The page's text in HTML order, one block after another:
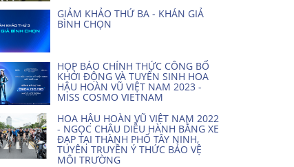
GIẢM KHẢO THỨ BA - KHÁN GIẢ
BÌNH CHỌN
HỌP BÁO CHÍNH THỨC CÔNG BỐ
KHỞI ĐỘNG VÀ TUYỂN SINH HOA
HẬU HOÀN VŨ VIỆT NAM 2023 -
MISS COSMO VIETNAM
HOA HẬU HOÀN VŨ VIỆT NAM 2022
- NGỌC CHÂU DIỄU HÀNH BẰNG XE
ĐẠP TẠI THÀNH PHỐ TÂY NINH,
TUYÊN TRUYỀN Ý THỨC BẢO VỆ
MÔI TRƯỜNG